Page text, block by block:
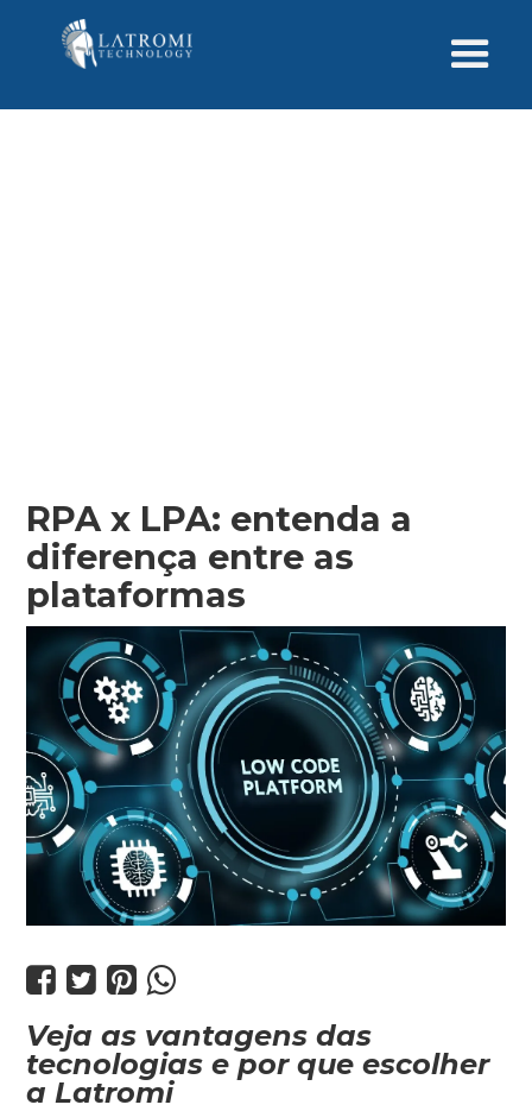
RPA x LPA: entenda a
diferença entre as
plataformas
   
Veja as vantagens das
tecnologias e por que escolher
a Latromi